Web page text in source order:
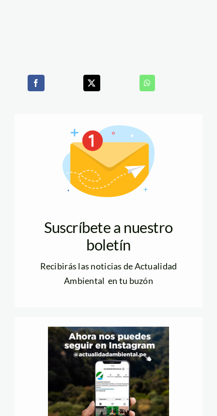
Suscríbete a nuestro
boletín
Recibirás las noticias de Actualidad
Ambiental en tu buzón